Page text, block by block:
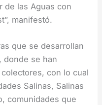
de las Aguas con
manifestó.
que se desarrollan
donde se han
con lo cual
Salinas, Salinas
comunidades que